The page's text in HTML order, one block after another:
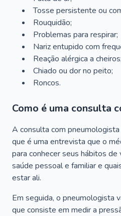
Tosse persistente ou
Rouquidão;
Problemas para respirar;
Nariz entupido com
Reação alérgica a cheiros;
Chiado ou dor no peito;
Roncos.
Como é uma consulta
A consulta com pneumologista
que é uma entrevista que o
para conhecer seus hábitos de
saúde pessoal e familiar e
estar ali.
Em seguida, o pneumologista
que consiste em medir a